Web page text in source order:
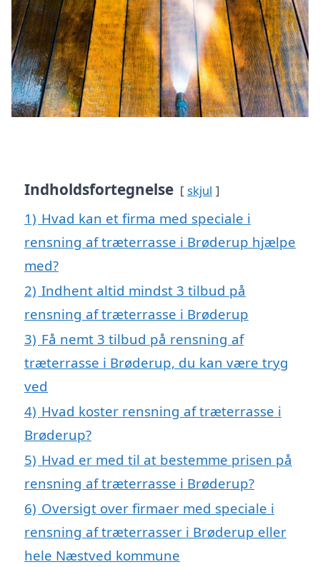
Indholdsfortegnelse skjul
1) Hvad kan et firma med speciale i
rensning af træterrasse i Brøderup hjælpe
med?
2) Indhent altid mindst 3 tilbud på
rensning af træterrasse i Brøderup
3) Få nemt 3 tilbud på rensning af
træterrasse i Brøderup, du kan være tryg
ved
4) Hvad koster rensning af træterrasse i
Brøderup?
5) Hvad er med til at bestemme prisen på
rensning af træterrasse i Brøderup?
6) Oversigt over firmaer med speciale i
rensning af træterrasser i Brøderup eller
hele Næstved kommune